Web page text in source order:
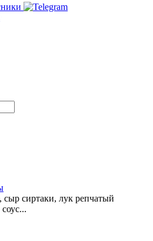
сиртаки, лук репчатый